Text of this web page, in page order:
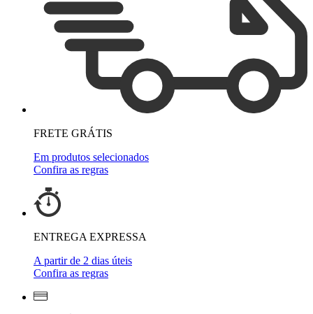
FRETE GRÁTIS
Em produtos selecionados
Confira as regras
ENTREGA EXPRESSA
A partir de 2 dias úteis
Confira as regras